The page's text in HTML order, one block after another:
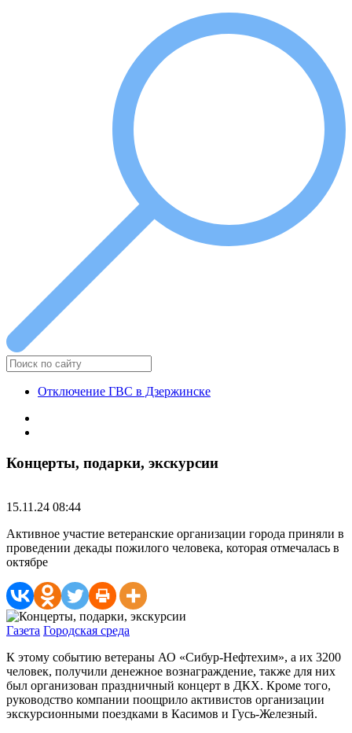
Отключение ГВС в Дзержинске
Концерты, подарки, экскурсии
15.11.24 08:44
Активное участие ветеранские организации города приняли в
проведении декады пожилого человека, которая отмечалась в
октябре
Газета Городская среда
К этому событию ветераны АО «Сибур-Нефтехим», а их 3200
человек, получили денежное вознаграждение, также для них
был организован праздничный концерт в ДКХ. Кроме того,
руководство компании поощрило активистов организации
экскурсионными поездками в Касимов и Гусь-Железный.